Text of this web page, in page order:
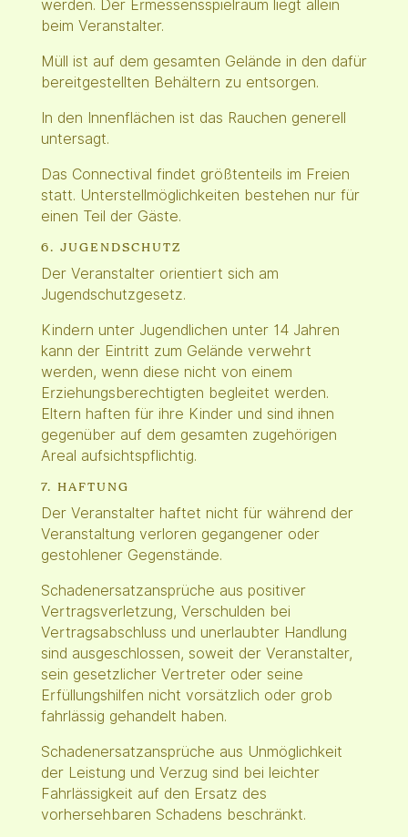
werden. Der Ermessensspielraum liegt allein
beim Veranstalter.
Müll ist auf dem gesamten Gelände in den dafür
bereitgestellten Behältern zu entsorgen.
In den Innenflächen ist das Rauchen generell
untersagt.
Das Connectival findet größtenteils im Freien
statt. Unterstellmöglichkeiten bestehen nur für
einen Teil der Gäste.
6. JUGENDSCHUTZ
Der Veranstalter orientiert sich am
Jugendschutzgesetz.
Kindern unter Jugendlichen unter 14 Jahren
kann der Eintritt zum Gelände verwehrt
werden, wenn diese nicht von einem
Erziehungsberechtigten begleitet werden.
Eltern haften für ihre Kinder und sind ihnen
gegenüber auf dem gesamten zugehörigen
Areal aufsichtspflichtig.
7. HAFTUNG
Der Veranstalter haftet nicht für während der
Veranstaltung verloren gegangener oder
gestohlener Gegenstände.
Schadenersatzansprüche aus positiver
Vertragsverletzung, Verschulden bei
Vertragsabschluss und unerlaubter Handlung
sind ausgeschlossen, soweit der Veranstalter,
sein gesetzlicher Vertreter oder seine
Erfüllungshilfen nicht vorsätzlich oder grob
fahrlässig gehandelt haben.
Schadenersatzansprüche aus Unmöglichkeit
der Leistung und Verzug sind bei leichter
Fahrlässigkeit auf den Ersatz des
vorhersehbaren Schadens beschränkt.